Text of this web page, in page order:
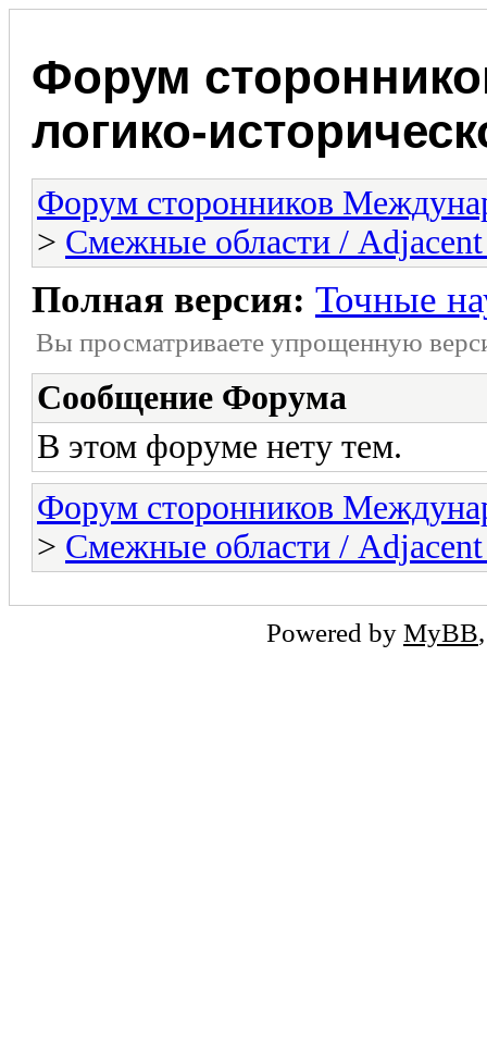
Форум
логико-
Форум сторонников
> Смежные области /
Полная версия: Точные
Вы просматриваете yпpощеннyю
Сообщение Форума
В этом форуме нету тем.
Форум сторонников
> Смежные области /
Powered by MyBB